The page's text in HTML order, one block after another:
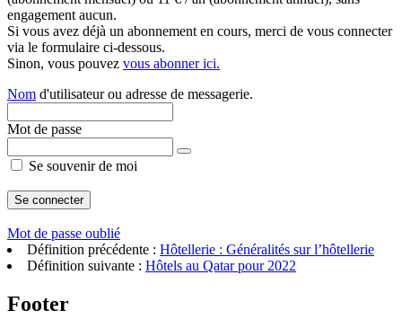
engagement aucun.
Si vous avez déjà un abonnement en cours, merci de vous connecter
via le formulaire ci-dessous.
Sinon, vous pouvez vous abonner ici.
Nom d'utilisateur ou adresse de messagerie.
Mot de passe
Se souvenir de moi
Mot de passe oublié
Définition précédente : Hôtellerie : Généralités sur l’hôtellerie
Définition suivante : Hôtels au Qatar pour 2022
Footer